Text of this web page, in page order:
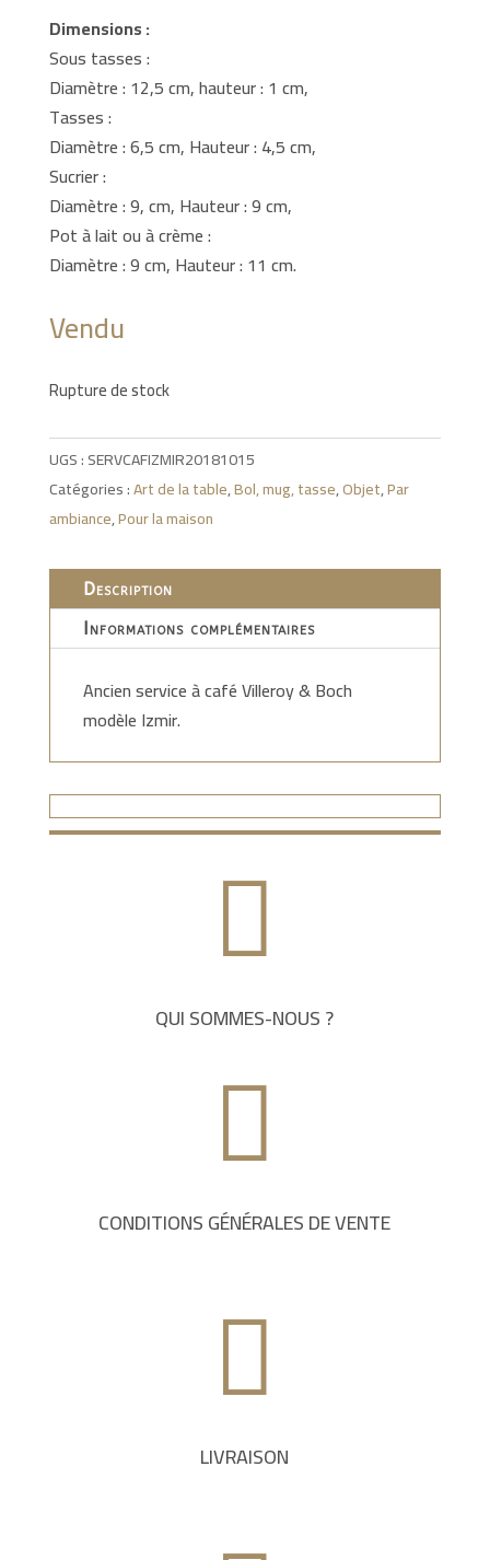
Dimensions :
Sous tasses :
Diamètre : 12,5 cm, hauteur : 1 cm,
Tasses :
Diamètre : 6,5 cm, Hauteur : 4,5 cm,
Sucrier :
Diamètre : 9, cm, Hauteur : 9 cm,
Pot à lait ou à crème :
Diamètre : 9 cm, Hauteur : 11 cm.
Vendu
Rupture de stock
UGS :SERVCAFIZMIR20181015
Catégories :Art de la table,Bol, mug, tasse,Objet,Par
ambiance,Pour la maison
Description
Informations complémentaires
Ancien service à café Villeroy & Boch
modèle Izmir.

QUI SOMMES-NOUS ?

CONDITIONS GÉNÉRALES DE VENTE

LIVRAISON